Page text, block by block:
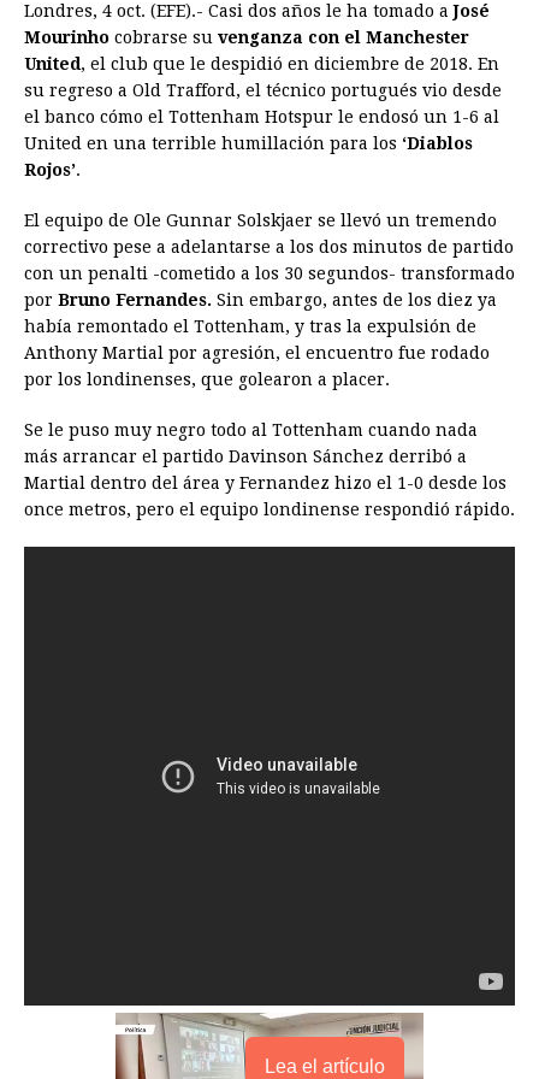
c
e
b
o
s
s
e
n
a
t
s
A
r
e
a
d
n
t
e
r
t
n
k
e
d
a
i
l
i
n
t
p
y
L
i
Londres, 4 oct. (EFE).- Casi dos años le ha tomado aJosé
Mourinho cobrarse su venganza con el Manchester
United, el club que le despidió en diciembre de 2018. En
su regreso a Old Trafford, el técnico portugués vio desde
el banco cómo el Tottenham Hotspur le endosó un 1-6 al
United en una terrible humillación para los ‘Diablos
Rojos’.
El equipo de Ole Gunnar Solskjaer se llevó un tremendo
correctivo pese a adelantarse a los dos minutos de partido
con un penalti -cometido a los 30 segundos- transformado
por Bruno Fernandes. Sin embargo, antes de los diez ya
había remontado el Tottenham, y tras la expulsión de
Anthony Martial por agresión, el encuentro fue rodado
por los londinenses, que golearon a placer.
Se le puso muy negro todo al Tottenham cuando nada
más arrancar el partido Davinson Sánchez derribó a
Martial dentro del área y Fernandez hizo el 1-0 desde los
once metros, pero el equipo londinense respondió rápido.
Lea el artículo